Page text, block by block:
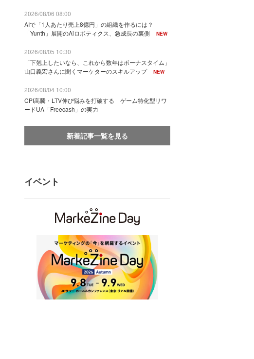
2026/08/06 08:00
AIで「1人あたり売上8億円」の組織を作るには？
「Yunth」展開のAiロボティクス、急成長の裏側
NEW
2026/08/05 10:30
「下剋上したいなら、これから数年はボーナスタイム」
山口義宏さんに聞くマーケターのスキルアップ
NEW
2026/08/04 10:00
CPI高騰・LTV伸び悩みを打破する ゲーム特化型リワ
ードUA「Freecash」の実力
新着記事一覧を見る
イベント